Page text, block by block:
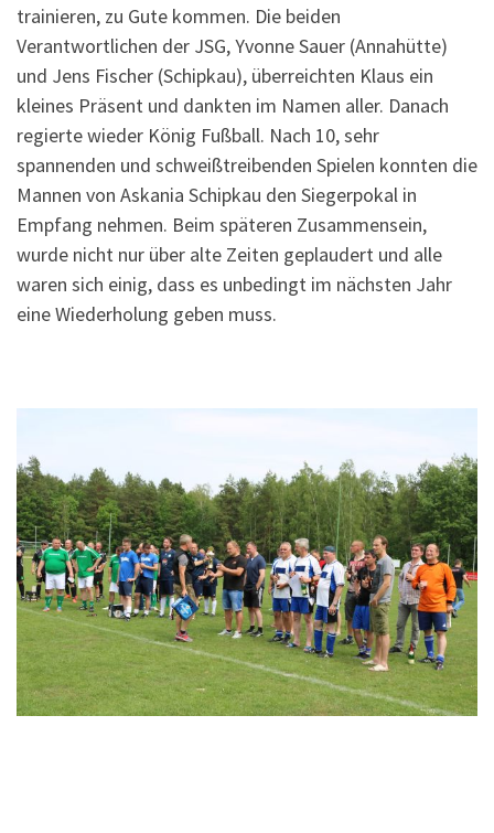
trainieren, zu Gute kommen. Die beiden
Verantwortlichen der JSG, Yvonne Sauer (Annahütte)
und Jens Fischer (Schipkau), überreichten Klaus ein
kleines Präsent und dankten im Namen aller. Danach
regierte wieder König Fußball. Nach 10, sehr
spannenden und schweißtreibenden Spielen konnten die
Mannen von Askania Schipkau den Siegerpokal in
Empfang nehmen. Beim späteren Zusammensein,
wurde nicht nur über alte Zeiten geplaudert und alle
waren sich einig, dass es unbedingt im nächsten Jahr
eine Wiederholung geben muss.